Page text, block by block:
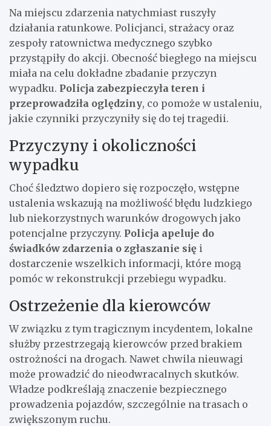
Na miejscu zdarzenia natychmiast ruszyły
działania ratunkowe. Policjanci, strażacy oraz
zespoły ratownictwa medycznego szybko
przystąpiły do akcji. Obecność biegłego na miejscu
miała na celu dokładne zbadanie przyczyn
wypadku. Policja zabezpieczyła teren i
przeprowadziła oględziny, co pomoże w ustaleniu,
jakie czynniki przyczyniły się do tej tragedii.
Przyczyny i okoliczności
wypadku
Choć śledztwo dopiero się rozpoczęło, wstępne
ustalenia wskazują na możliwość błędu ludzkiego
lub niekorzystnych warunków drogowych jako
potencjalne przyczyny. Policja apeluje do
świadków zdarzenia o zgłaszanie się i
dostarczenie wszelkich informacji, które mogą
pomóc w rekonstrukcji przebiegu wypadku.
Ostrzeżenie dla kierowców
W związku z tym tragicznym incydentem, lokalne
służby przestrzegają kierowców przed brakiem
ostrożności na drogach. Nawet chwila nieuwagi
może prowadzić do nieodwracalnych skutków.
Władze podkreślają znaczenie bezpiecznego
prowadzenia pojazdów, szczególnie na trasach o
zwiększonym ruchu.